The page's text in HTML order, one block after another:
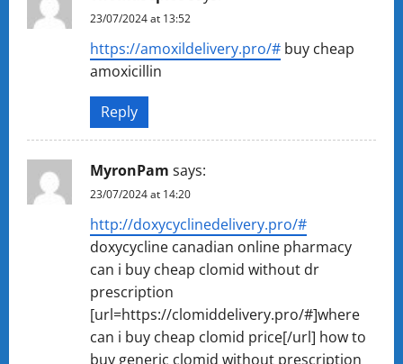
23/07/2024 at 13:52
https://amoxildelivery.pro/# buy cheap
amoxicillin
Reply
MyronPam says:
23/07/2024 at 14:20
http://doxycyclinedelivery.pro/#
doxycycline canadian online pharmacy
can i buy cheap clomid without dr
prescription
[url=https://clomiddelivery.pro/#]where
can i buy cheap clomid price[/url] how to
buy generic clomid without prescription